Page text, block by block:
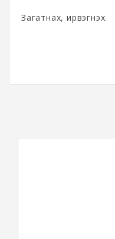
Загатнах, ирвэгнэх.